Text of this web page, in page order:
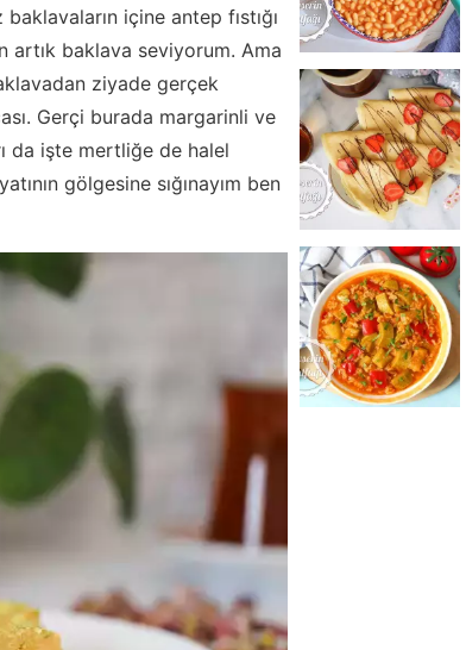
içine antep fıstığı
artık baklava seviyorum. Ama
ziyade gerçek
Gerçi burada margarinli ve
da işte mertliğe de halel
gölgesine sığınayım ben